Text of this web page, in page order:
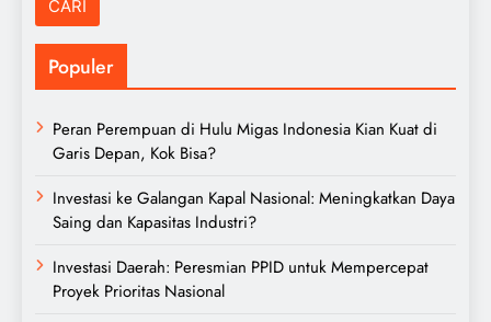
Populer
Peran Perempuan di Hulu Migas Indonesia Kian Kuat di
Garis Depan, Kok Bisa?
Investasi ke Galangan Kapal Nasional: Meningkatkan Daya
Saing dan Kapasitas Industri?
Investasi Daerah: Peresmian PPID untuk Mempercepat
Proyek Prioritas Nasional